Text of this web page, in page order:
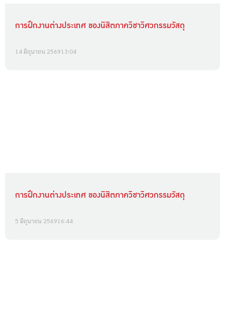
การฝึกงานต่างประเทศ ของนิสิตภาควิชาวิศวกรรมวัสดุ
14 มิถุนายน 256913:04
การฝึกงานต่างประเทศ ของนิสิตภาควิชาวิศวกรรมวัสดุ
5 มิถุนายน 256916:44